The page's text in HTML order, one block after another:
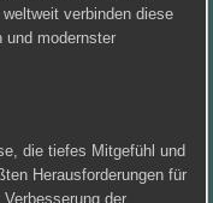
verbinden diese
und modernster
die tiefes Mitgefühl und
Herausforderungen für
der